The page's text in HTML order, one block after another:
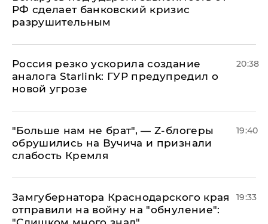
РФ сделает банковский кризис
разрушительным
​Россия резко ускорила создание
аналога Starlink: ГУР предупредил о
новой угрозе
20:38
​"Больше нам не брат", — Z-блогеры
обрушились на Вучича и признали
слабость Кремля
19:40
Замгубернатора Краснодарского края
отправили на войну на "обнуление":
19:33